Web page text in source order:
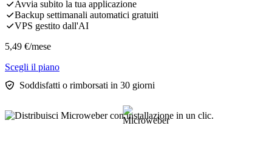
Avvia subito la tua applicazione
Backup settimanali automatici gratuiti
VPS gestito dall'AI
5,49 €/mese
Scegli il piano
Soddisfatti o rimborsati in 30 giorni